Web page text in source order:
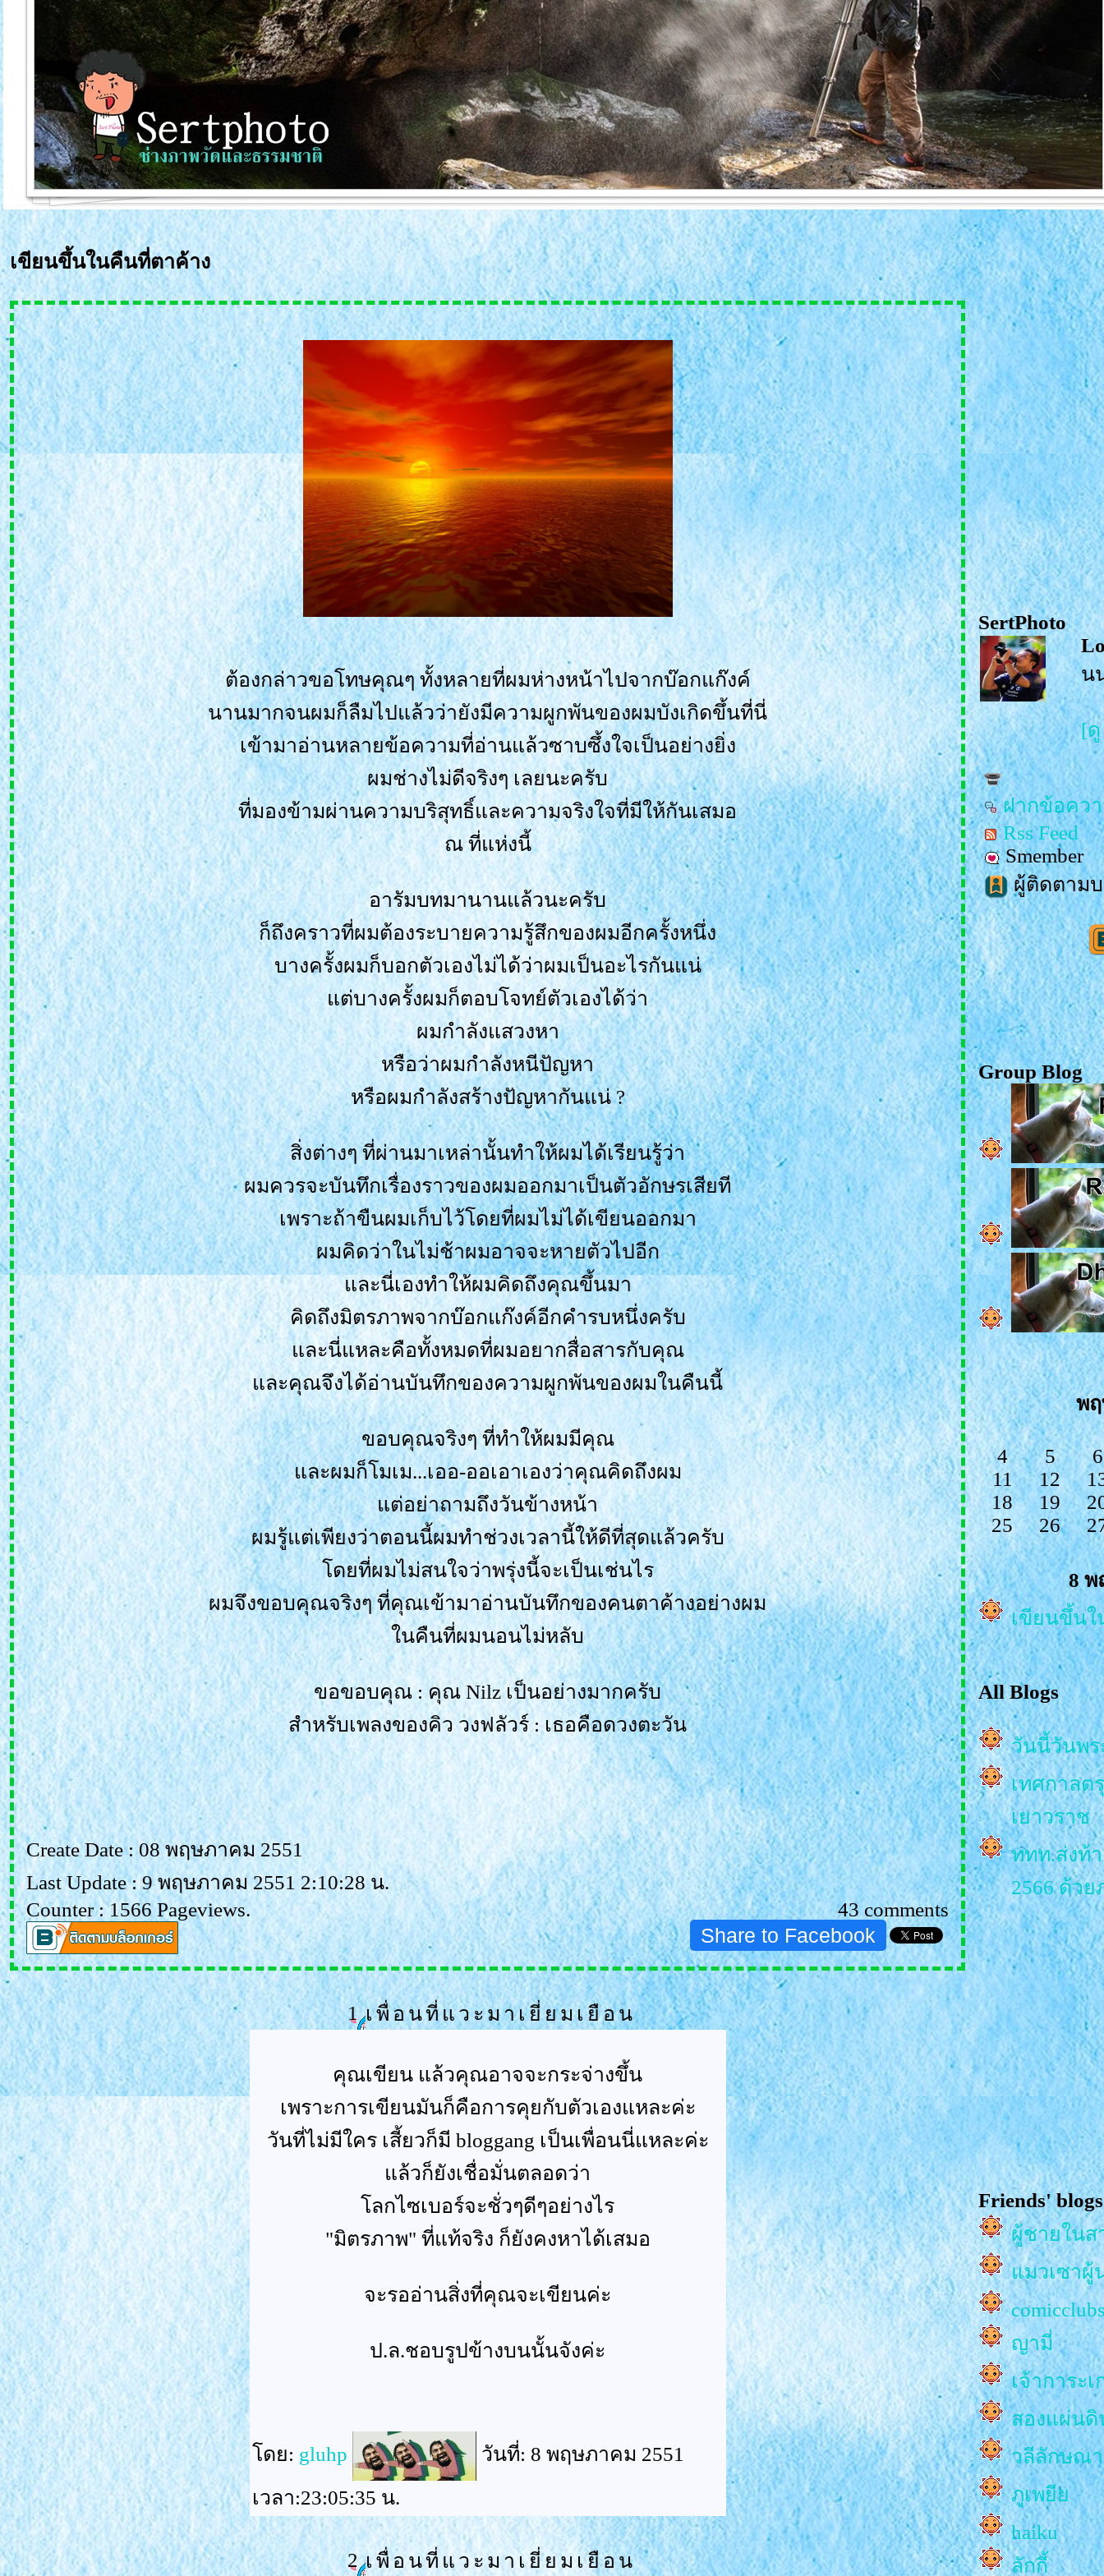
เขียนขึ้นในคืนที่ตาค้าง
ต้องกล่าวขอโทษคุณๆ ทั้งหลายที่ผมห่างหน้าไปจากบ๊อกแก๊งค์
นานมากจนผมก็ลืมไปแล้วว่ายังมีความผูกพันของผมบังเกิดขึ้นที่นี่
เข้ามาอ่านหลายข้อความที่อ่านแล้วซาบซึ้งใจเป็นอย่างยิ่ง
ผมช่างไม่ดีจริงๆ เลยนะครับ
ที่มองข้ามผ่านความบริสุทธิ์และความจริงใจที่มีให้กันเสมอ
ณ ที่แห่งนี้
อารัมบทมานานแล้วนะครับ
ก็ถึงคราวที่ผมต้องระบายความรู้สึกของผมอีกครั้งหนึ่ง
บางครั้งผมก็บอกตัวเองไม่ได้ว่าผมเป็นอะไรกันแน่
ต่บางครั้งผมก็ตอบโจทย์ตัวเองได้ว่า
ผมกำลังแสวงหา
หรือว่าผมกำลังหนีปัญหา
หรือผมกำลังสร้างปัญหากันแน่ ?
สิ่งต่างๆ ที่ผ่านมาเหล่านั้นทำให้ผมได้เรียนรู้ว่า
ผมควรจะบันทึกเรื่องราวของผมออกมาเป็นตัวอักษรเสียที
เพราะถ้าขืนผมเก็บไว้โดยที่ผมไม่ได้เขียนออกมา
ผมคิดว่าในไม่ช้าผมอาจจะหายตัวไปอีก
ละนี่เองทำให้ผมคิดถึงคุณขึ้นมา
คิดถึงมิตรภาพจากบ๊อกแก๊งค์อีกคำรบหนึ่งครับ
ละนี่แหละคือทั้งหมดที่ผมอยากสื่อสารกับคุณ
ละคุณจึงได้อ่านบันทึกของความผูกพันของผมในคืนนี้
ขอบคุณจริงๆ ที่ทำให้ผมมีคุณ
ละผมก็โมเม...เออ-ออเอาเองว่าคุณคิดถึงผม
ต่อย่าถามถึงวันข้างหน้า
ผมรู้แต่เพียงว่าตอนนี้ผมทำช่วงเวลานี้ให้ดีที่สุดแล้วครับ
ดยที่ผมไม่สนใจว่าพรุ่งนี้จะเป็นเช่นไร
ผมจึงขอบคุณจริงๆ ที่คุณเข้ามาอ่านบันทึกของคนตาค้างอย่างผม
นคืนที่ผมนอนไม่หลับ
ขอขอบคุณ : คุณ Nilz เป็นอย่างมากครับ
สำหรับเพลงของคิว วงฟลัวร์ : เธอคือดวงตะวัน
Create Date : 08 พฤษภาคม 2551
Last Update : 9 พฤษภาคม 2551 2:10:28 น.
43 comments
Counter : 1566 Pageviews.
Share to Facebook
1 เพื่อนที่แวะมาเยี่ยมเยือน
คุณเขียน แล้วคุณอาจจะกระจ่างขึ้น
เพราะการเขียนมันก็คือการคุยกับตัวเองแหละค่ะ
วันที่ไม่มีใคร เสี้ยวก็มี bloggang เป็นเพื่อนนี่แหละค่ะ
ล้วก็ยังเชื่อมั่นตลอดว่า
ลกไซเบอร์จะชั่วๆดีๆอย่างไร
"มิตรภาพ" ที่แท้จริง ก็ยังคงหาได้เสมอ
จะรออ่านสิ่งที่คุณจะเขียนค่ะ
ป.ล.ชอบรูปข้างบนนั้นจังค่ะ
ดย: gluhp
วันที่: 8 พฤษภาคม 2551
เวลา:23:05:35 น.
2 เพื่อนที่แวะมาเยี่ยมเยือน
SertPhoto
น
[ดู
ฝากข้อคว
Rss Feed
Smember
ผู้ติดตาม
Group Blog
พ
4 5
6
11
12
18
19
25
26
8 พ
เขียนขึ้น
All Blogs
วันนี้วันพ
เทศกาลต
เยาวราช
ททท.ส่งท้
2566 ด้ว
ศรัทธา
215 ปี วัด
สมโภชอ
วัดภุมรินท
กิจกรรม
ททท.จัดพ
จบลงอย่า
ททท. จัดแ
PHRAYA
วันฝนตก)
เริ่มแล้วเ
ปี Nasatta
ประเพณี
ปด
Hidden
ท่อง ‘วัดลั
คืนแรกที่ง
Friends' blogs
ผู้ชายใน
มวเซาผู้
ญามี่
เจ้าการะเ
สองแผ่นดิ
วลีลักษณา
ภูเพยี
haiku
ลักกี้